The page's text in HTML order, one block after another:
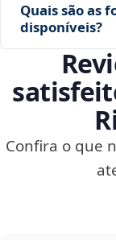
Quais são as
disponíveis?
Confira o que